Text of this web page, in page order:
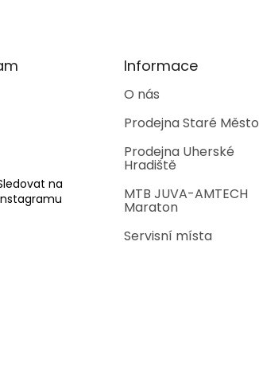
na
Informace
O nás
Prodejna Staré Město
Prodejna Uherské
Hradiště
MTB JUVA-AMTECH
Maraton
Servisní místa